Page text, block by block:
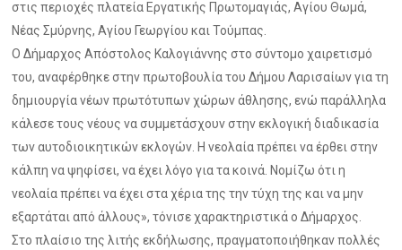
στις περιοχές πλατεία Εργατικής Πρωτομαγιάς, Αγίου Θωμά,
Νέας Σμύρνης, Αγίου Γεωργίου και Τούμπας.
Ο Δήμαρχος Απόστολος Καλογιάννης στο σύντομο χαιρετισμό
του, αναφέρθηκε στην πρωτοβουλία του Δήμου Λαρισαίων για τη
δημιουργία νέων πρωτότυπων χώρων άθλησης, ενώ παράλληλα
κάλεσε τους νέους να συμμετάσχουν στην εκλογική διαδικασία
των αυτοδιοικητικών εκλογών. Η νεολαία πρέπει να έρθει στην
κάλπη να ψηφίσει, να έχει λόγο για τα κοινά. Νομίζω ότι η
νεολαία πρέπει να έχει στα χέρια της την τύχη της και να μην
εξαρτάται από άλλους», τόνισε χαρακτηριστικά ο Δήμαρχος.
Στο πλαίσιο της λιτής εκδήλωσης, πραγματοποιήθηκαν πολλές